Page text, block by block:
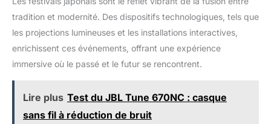
tradition et modernité. Des dispositifs technologiques, tels que
les projections lumineuses et les installations interactives,
enrichissent ces événements, offrant une expérience
immersive où le passé et le futur se rencontrent.
Lire plus Test du JBL Tune 670NC : casque
sans fil à réduction de bruit